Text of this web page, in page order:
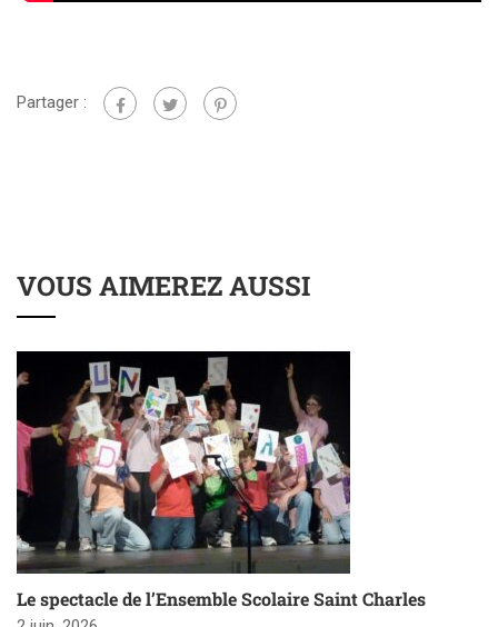
Partager :
VOUS AIMEREZ AUSSI
Le spectacle de l’Ensemble Scolaire Saint Charles